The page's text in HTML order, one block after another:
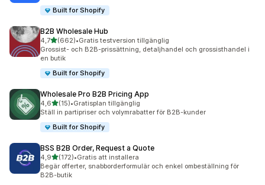
Built for Shopify
B2B Wholesale Hub
4,7av 5 stjärnor
(662)
662 recensioner totalt
•Gratis testversion tillgänglig
Grossist- och B2B-prissättning, detaljhandel och grossisthandel i
en butik
Built for Shopify
Wholesale Pro B2B Pricing App
4,6av 5 stjärnor
(15)
15 recensioner totalt
•Gratisplan tillgänglig
Ställ in partipriser och volymrabatter för B2B-kunder
Built for Shopify
BSS B2B Order, Request a Quote
4,9av 5 stjärnor
(172)
172 recensioner totalt
•Gratis att installera
Begär offerter, snabborderformulär och enkel ombeställning för
B2B-butik